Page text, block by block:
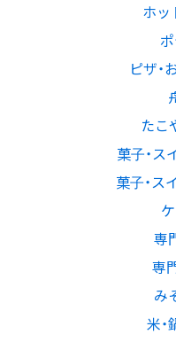
ホッ
ピザ・
たこ
菓子・ス
菓子・ス
専
専
み
米・